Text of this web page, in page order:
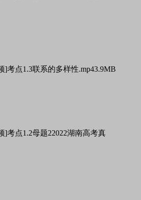
]考点1.3联系的多样性.mp43.9MB
]考点1.2母题22022湖南高考真